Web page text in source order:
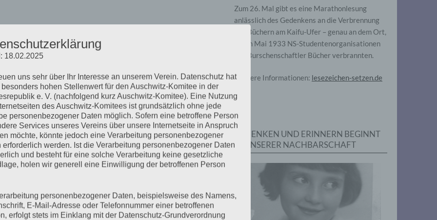
17.10.2019
es einen großen Presseauflauf. Prof. Nestler und andere
Center wurden interviewt. Außer 25 Presseleuten
Leute, die ein ähnliches Anliegen wie die KZ-Gedenkstätte
Komitee hat so Zutritt bekommen. Die Richterin…
mehr ...
Zum 26. Mal gibt es eine Marathonlesung
anlässlich des Gedenkens an die Verbrennung
von Büchern am Kaifu-Ufer – genau an dem Ort,
wo im Mai 1933 NS-Studentenorganisationen
und Burschenschaftler Bücher verbrannten.
Weitere Informationen: lesezeichen-setzen.de
GEDENKEN UND ERINNERN BEGINNT
IN UNSERER NACHBARSCHAFT
18.02.2025
uns sehr über Ihr Interesse an unserem Verein. Datenschutz hat
hohen Stellenwert für den Auschwitz-Komitee in der
e. V. (nachfolgend kurz Auschwitz-Komitee). Eine Nutzung
des Auschwitz-Komitees ist grundsätzlich ohne jede
personenbezogener Daten möglich. Sofern eine betroffene Person
Services unseres Vereins über unsere Internetseite in Anspruch
möchte, könnte jedoch eine Verarbeitung personenbezogener
erforderlich werden. Ist die Verarbeitung personenbezogener Daten
und besteht für eine solche Verarbeitung keine gesetzliche
holen wir generell eine Einwilligung der betroffenen Person
personenbezogener Daten, beispielsweise des Namens,
E-Mail-Adresse oder Telefonnummer einer betroffenen
erfolgt stets im Einklang mit der Datenschutz-Grundverordnung